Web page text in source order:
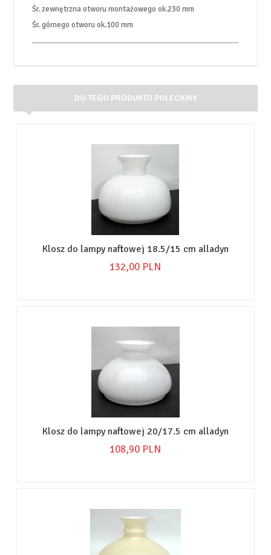
Śr. zewnętrzna otworu montażowego ok.230 mm
Śr. górnego otworu ok.100 mm
DO TEGO PRODUKTU POLECAMY
Klosz do lampy naftowej 18.5/15 cm alladyn
132,00 PLN
Klosz do lampy naftowej 20/17.5 cm alladyn
108,90 PLN